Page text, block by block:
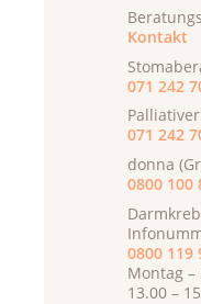
Kontakt
071 242
071 242
donna
0800 100
0800 119
Montag –
13.00 –